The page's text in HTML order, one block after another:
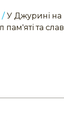
/ У Джурині на
пам'яті та